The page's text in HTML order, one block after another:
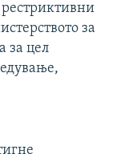
за
за цел